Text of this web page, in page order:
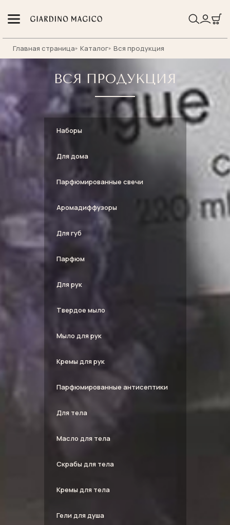
Главная страница Каталог Вся продукция
ВСЯ ПРОДУКЦИЯ
Наборы
Для дома
Парфюмированные свечи
Аромадиффузоры
Для губ
Парфюм
Для рук
Твердое мыло
Мыло для рук
Кремы для рук
Парфюмированные антисептики
Для тела
Масло для тела
Скрабы для тела
Кремы для тела
Гели для душа